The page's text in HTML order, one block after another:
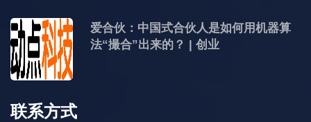
爱合伙：中国式合伙人是如何用机器算
法“撮合”出来的？ | 创业
联系方式